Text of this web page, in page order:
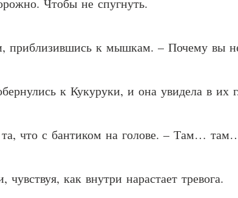
Чтобы не спугнуть.
приблизившись к мышкам. – Почему вы
к Кукуруки, и она увидела в их
что с бантиком на голове. – Там…
как внутри нарастает тревога.